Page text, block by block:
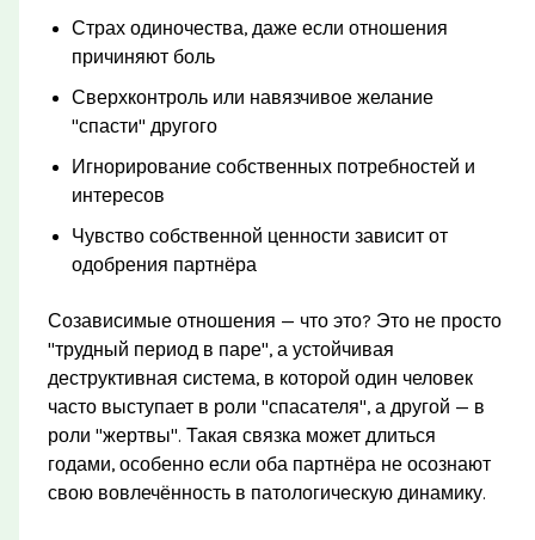
Страх одиночества, даже если отношения
причиняют боль
Сверхконтроль или навязчивое желание
"спасти" другого
Игнорирование собственных потребностей и
интересов
Чувство собственной ценности зависит от
одобрения партнёра
Созависимые отношения — что это? Это не просто
"трудный период в паре", а устойчивая
деструктивная система, в которой один человек
часто выступает в роли "спасателя", а другой — в
роли "жертвы". Такая связка может длиться
годами, особенно если оба партнёра не осознают
свою вовлечённость в патологическую динамику.